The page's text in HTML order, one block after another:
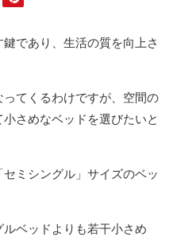
であり、生活の質を向上さ
てくるわけですが、空間の
さめなベッドを選びたいと
ミシングル」サイズのベッ
ベッドよりも若干小さめ